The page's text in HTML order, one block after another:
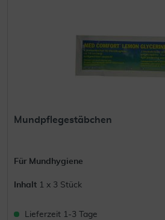
Mundpflegestäbchen
Für Mundhygiene
Inhalt 1 x 3 Stück
Lieferzeit 1-3 Tage